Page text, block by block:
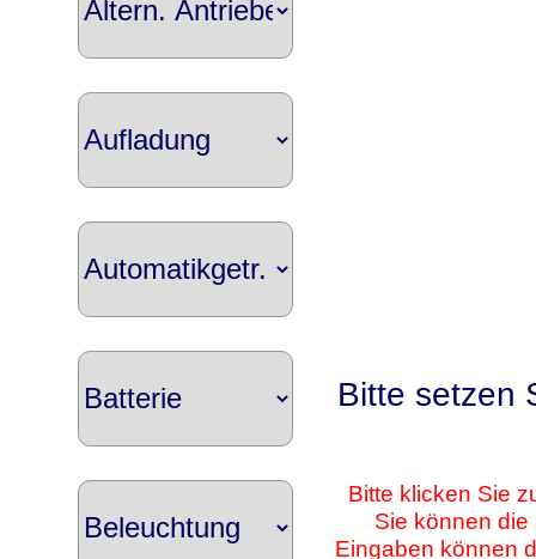
Bitte setzen
Bitte klicken Sie
Sie können
Eingaben können